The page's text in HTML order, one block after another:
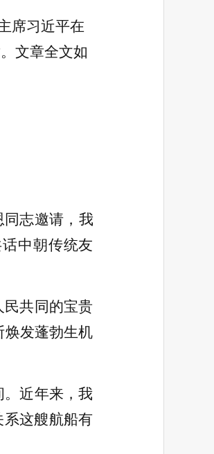
席习近平在
文章全文如
同志邀请，我
中朝传统友
共同的宝贵
焕发蓬勃生机
近年来，我
这艘航船有